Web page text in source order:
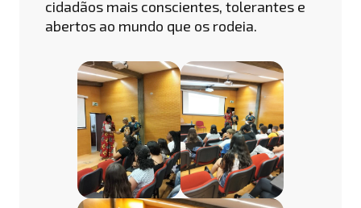
cidadãos mais conscientes, tolerantes e
abertos ao mundo que os rodeia.